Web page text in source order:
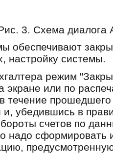
3. Схема
обеспечивают
настройку системы.
режим
экране или по
течение прошедшего
убедившись в
счетов по
надо сформи­ровать